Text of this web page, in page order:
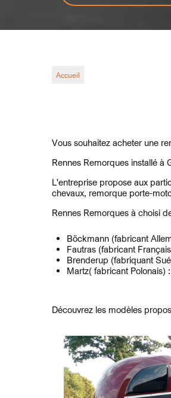
Accueil
Vous souhaitez acheter une
Rennes Remorques installé à
L'entreprise propose aux
chevaux, remorque porte-
Rennes Remorques à choisi
Böckmann (fabricant
Fautras (fabricant
Brenderup (fabriquant
Martz( fabricant Polonais)
Découvrez les modèles